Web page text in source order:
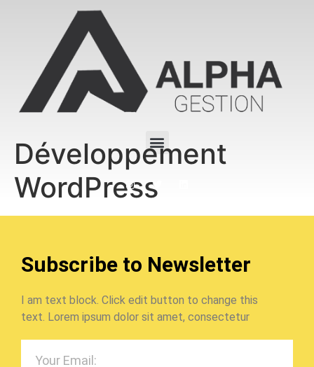
Développement
WordPress
Subscribe to Newsletter
I am text block. Click edit button to change this
text. Lorem ipsum dolor sit amet, consectetur